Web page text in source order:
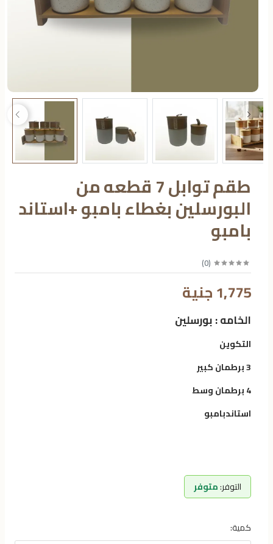
طقم توابل 7 قطعه من
البورسلين بغطاء بامبو +استاند
بامبو
(
0
)
1,775 جنية
الخامه : بورسلين
التكوين
3 برطمان كبير
4 برطمان وسط
استاندبامبو
التوفر:متوفر
كمية: